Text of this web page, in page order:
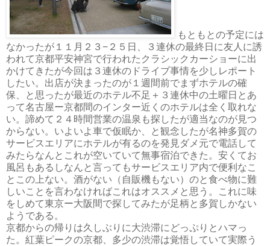
もともとの予定には
なかったが１１月２３−２５日、３連休の最終日に友人に誘
われて京都平安神宮で行われたクラシックカーショーに出
かけてきたが今回は３連休のドライブ事情を少しレポート
したい。出店が決まったのが１週間前でまずホテルの確
保、と思ったが最近のホテル不足＋３連休中の土曜日とあ
って名古屋ー京都間のインター近くのホテルは全く取れな
い。諦めて２４時間営業の温泉も探したが適当なのが見つ
からない。いよいよ車で仮眠か、と観念したが名神多賀の
サービスエリアにホテルが有るのを発見ダメ元で電話して
みたらなんとこれが空いていて無事宿泊できた。安くてお
風呂もあるしなんと言ってもサービスエリア内で便利なこ
とこの上ない。酒がない（自販機もない）のと食べ物に難
しいことを言わなければこれはオススメと思う。これに味
をしめて東京ー大阪間で探してみたが足柄と多賀しかない
ようである。
京都からの帰りは久しぶりに大渋滞にどっぷりとハマっ
た。紅葉ピークの京都、多少の渋滞は覚悟していて実際う